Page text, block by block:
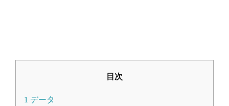
目次
1 データ